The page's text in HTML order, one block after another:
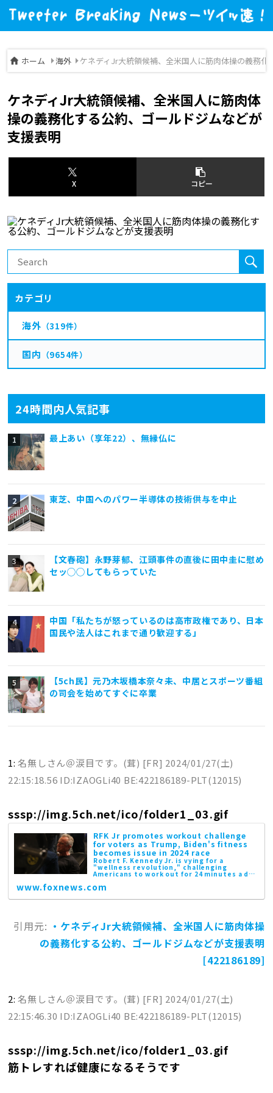
ホーム 海外 ケネディJr大統領候補、全米国人に筋肉体操の義務
24時間内人気記事
最上あい（享年22）、無縁仏に
東芝、中国へのパワー半導体の技術供与を中止
【文春砲】永野芽郁、江頭事件の直後に田中圭に慰め
セッ◯◯してもらっていた
中国「私たちが怒っているのは高市政権であり、日本
国民や法人はこれまで通り歓迎する」
【5ch民】元乃木坂橋本奈々未、中居とスポーツ番組
の司会を始めてすぐに卒業
1:名無しさん＠涙目です。(茸) [FR] 2024/01/27(土)
22:15:18.56 ID:IZAOGLi40 BE:422186189-PLT(12015)
sssp://img.5ch.net/ico/folder1_03.gif
RFK Jr promotes workout challenge
for voters as Trump, Biden's fitness
becomes issue in 2024 race
Robert F. Kennedy Jr. is vying for a
"wellness revolution," challenging
Americans to work out for 24 minutes a day
www.foxnews.com
引用元: ・ケネディJr大統領候補、全米国人に筋肉体操
の義務化する公約、ゴールドジムなどが支援表明
[422186189]
2:名無しさん＠涙目です。(茸) [FR] 2024/01/27(土)
22:15:46.30 ID:IZAOGLi40 BE:422186189-PLT(12015)
sssp://img.5ch.net/ico/folder1_03.gif
筋トレすれば健康になるそうです
ケネディJr大統領候補、全米国人に筋肉体
操の義務化する公約、ゴールドジムなどが
支援表明
X コピー
カテゴリ
海外 （319件）
国内 （9654件）